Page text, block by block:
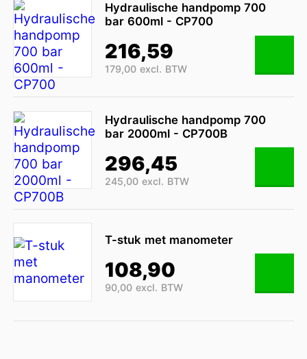
Hydraulische handpomp 700
bar 600ml - CP700
216,59
179,00 excl. BTW
Hydraulische handpomp 700
bar 2000ml - CP700B
296,45
245,00 excl. BTW
T-stuk met manometer
108,90
90,00 excl. BTW